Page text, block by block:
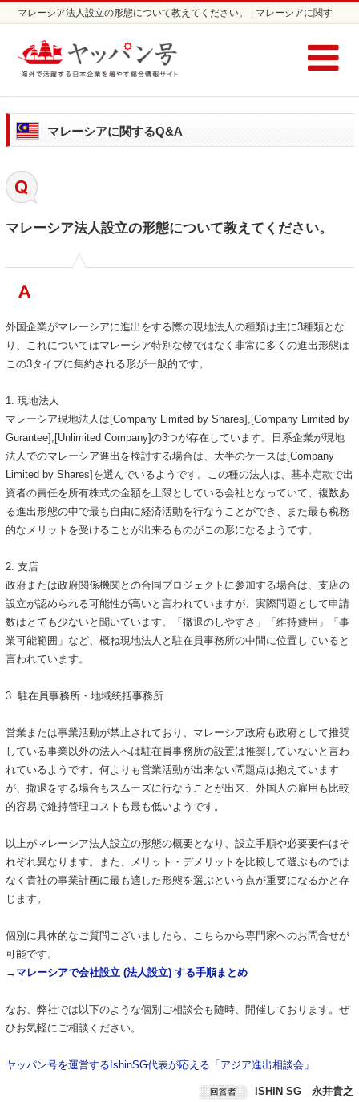
マレーシア法人設立の形態について教えてください。 | マレーシアに関す
マレーシアに関するQ&A
マレーシア法人設立の形態について教えてください。
外国企業がマレーシアに進出をする際の現地法人の種類は主に3種類とな
り、これについてはマレーシア特別な物ではなく非常に多くの進出形態は
この3タイプに集約される形が一般的です。
1. 現地法人
マレーシア現地法人は[Company Limited by Shares],[Company Limited by
Gurantee],[Unlimited Company]の3つが存在しています。日系企業が現地
法人でのマレーシア進出を検討する場合は、大半のケースは[Company
Limited by Shares]を選んでいるようです。この種の法人は、基本定款で出
資者の責任を所有株式の金額を上限としている会社となっていて、複数あ
る進出形態の中で最も自由に経済活動を行なうことができ、また最も税務
的なメリットを受けることが出来るものがこの形になるようです。
2. 支店
政府または政府関係機関との合同プロジェクトに参加する場合は、支店の
設立が認められる可能性が高いと言われていますが、実際問題として申請
数はとても少ないと聞いています。「撤退のしやすさ」「維持費用」「事
業可能範囲」など、概ね現地法人と駐在員事務所の中間に位置していると
言われています。
3. 駐在員事務所・地域統括事務所
営業または事業活動が禁止されており、マレーシア政府も政府として推奨
している事業以外の法人へは駐在員事務所の設置は推奨していないと言わ
れているようです。何よりも営業活動が出来ない問題点は抱えています
が、撤退をする場合もスムーズに行なうことが出来、外国人の雇用も比較
的容易で維持管理コストも最も低いようです。
以上がマレーシア法人設立の形態の概要となり、設立手順や必要要件はそ
れぞれ異なります。また、メリット・デメリットを比較して選ぶものでは
なく貴社の事業計画に最も適した形態を選ぶという点が重要になるかと存
じます。
個別に具体的なご質問ございましたら、こちらから専門家へのお問合せが
可能です。
→マレーシアで会社設立 (法人設立) する手順まとめ
なお、弊社では以下のような個別ご相談会も随時、開催しております。ぜ
ひお気軽にご相談ください。
ヤッパン号を運営するIshinSG代表が応える「アジア進出相談会」
ISHIN SG 永井貴之